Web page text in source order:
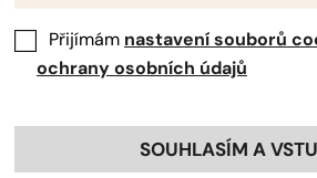
Přijímám nastavení souborů
ochrany osobních údajů
SOUHLASÍM A